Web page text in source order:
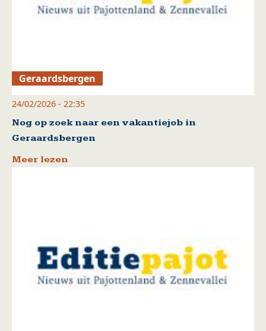
Geraardsbergen
24/02/2026 - 22:35
Nog op zoek naar een vakantiejob in
Geraardsbergen
Meer lezen